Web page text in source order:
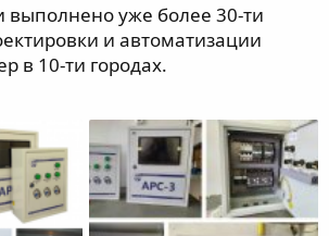
уже более 30-ти
и автоматизации
в 10-ти городах.